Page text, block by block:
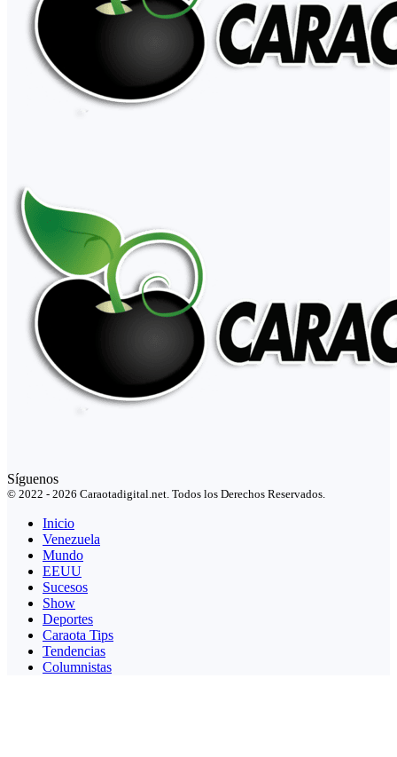
Síguenos
© 2022 - 2026 Caraotadigital.net. Todos los Derechos Reservados.
Inicio
Venezuela
Mundo
EEUU
Sucesos
Show
Deportes
Caraota Tips
Tendencias
Columnistas